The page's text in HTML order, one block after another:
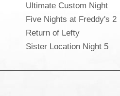
Ultimate Custom Night
Five Nights at Freddy's 2
Return of Lefty
Sister Location Night 5